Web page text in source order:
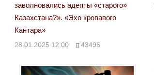
заволновались адепты «старого»
Казахстана?». «Эхо кровавого
Кантара»
28.01.2025 12:00 43496